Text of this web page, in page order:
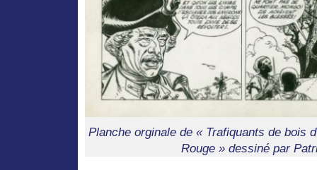
Planche orginale de « Trafiquants de bois
Rouge » dessiné par